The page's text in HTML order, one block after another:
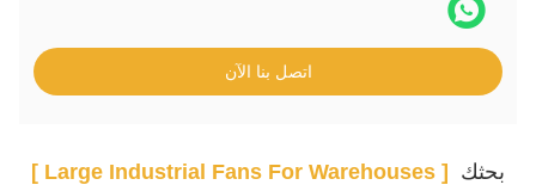
اتصل بنا الآن
بحثك [ Large Industrial Fans For Warehouses ]